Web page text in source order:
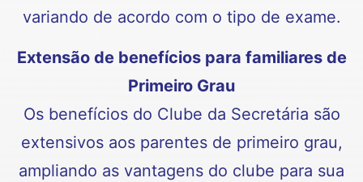
variando de acordo com o tipo de exame.
Extensão de benefícios para familiares de
Primeiro Grau
Os benefícios do Clube da Secretária são
extensivos aos parentes de primeiro grau,
ampliando as vantagens do clube para sua